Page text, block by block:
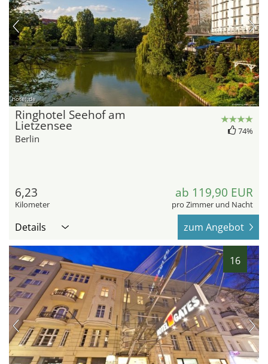
hotel.de
Ringhotel Seehof am
Lietzensee
Berlin
74%
6,23
Kilometer
ab 119,90 EUR
pro Zimmer und Nacht
Details zum Angebot
16